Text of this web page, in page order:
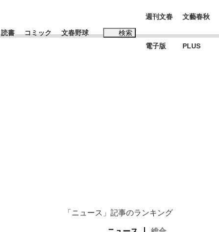
読書 コミック 文春野球 検索
週刊文春
電子版
文藝春秋
PLUS
「ニュース」記事のランキング